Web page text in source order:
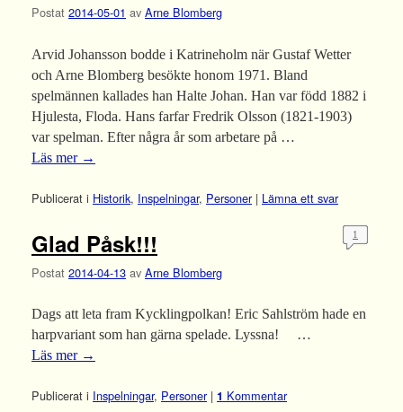
Postat 2014-05-01 av Arne Blomberg
Arvid Johansson bodde i Katrineholm när Gustaf Wetter
och Arne Blomberg besökte honom 1971. Bland
spelmännen kallades han Halte Johan. Han var född 1882 i
Hjulesta, Floda. Hans farfar Fredrik Olsson (1821-1903)
var spelman. Efter några år som arbetare på …
Läs mer →
Publicerat i Historik, Inspelningar, Personer | Lämna ett svar
Glad Påsk!!!
Postat 2014-04-13 av Arne Blomberg
1
Dags att leta fram Kycklingpolkan! Eric Sahlström hade en
harpvariant som han gärna spelade. Lyssna! …
Läs mer →
Publicerat i Inspelningar, Personer | 1 Kommentar